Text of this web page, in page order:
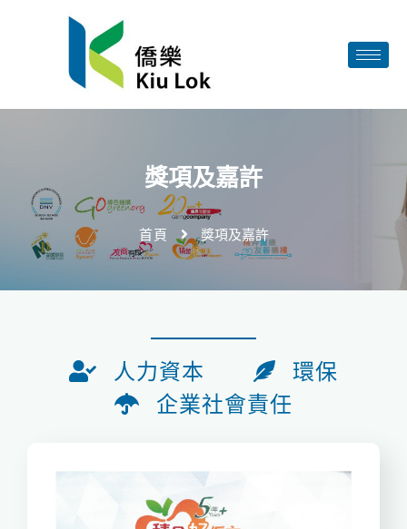
獎項及嘉許
首頁 獎項及嘉許
人力資本
環保
企業社會責任